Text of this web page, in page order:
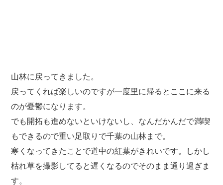
山林に戻ってきました。
戻ってくれば楽しいのですが一度里に帰るとここに来る
のが憂鬱になります。
でも開拓も進めないといけないし、なんだかんだで満喫
もできるので重い足取りで千葉の山林まで。
寒くなってきたことで道中の紅葉がきれいです。しかし
枯れ草を撮影してると遅くなるのでそのまま通り過ぎま
す。